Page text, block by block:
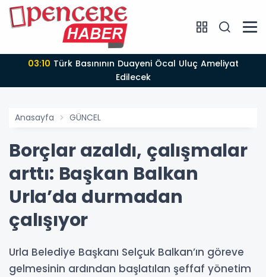
03:10
Edilecek
Anasayfa GÜNCEL
Borçlar azaldı, çalışmalar
arttı: Başkan Balkan
Urla’da durmadan
çalışıyor
Urla Belediye Başkanı Selçuk Balkan’ın göreve
gelmesinin ardından başlatılan şeffaf yönetim